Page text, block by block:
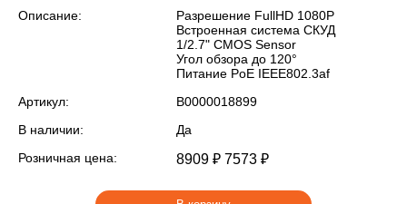
Описание:
Разрешение FullHD 1080Р
Встроенная система СКУД
1/2.7" CMOS Sensor
Угол обзора до 120°
Питание PoE IEEE802.3af
Артикул:
В0000018899
В наличии:
Да
Розничная цена:
8909 ₽ 7573 ₽